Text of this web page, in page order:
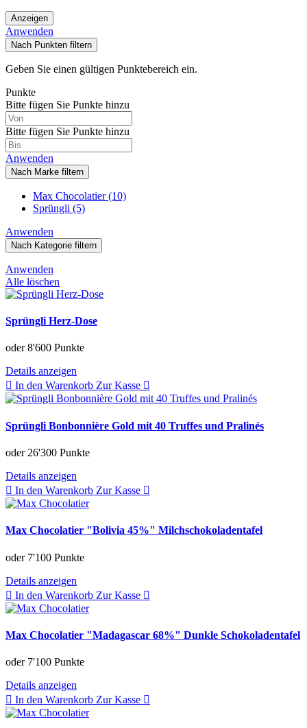
Anzeigen
Anwenden
Nach Punkten filtern
Geben Sie einen gültigen Punktebereich ein.
Punkte
Bitte fügen Sie Punkte hinzu
Bitte fügen Sie Punkte hinzu
Anwenden
Nach Marke filtern
Max Chocolatier(10)
Sprüngli (5)
Anwenden
Nach Kategorie filtern
Anwenden
Alle löschen
Sprüngli Herz-Dose
oder8'600 Punkte
Details anzeigen
In den Warenkorb Zur Kasse
Sprüngli Bonbonnière Gold mit 40 Truffes und Pralinés
oder 26'300 Punkte
Details anzeigen
In den Warenkorb Zur Kasse
Max Chocolatier "Bolivia 45%" Milchschokoladentafel
oder 7'100 Punkte
Details anzeigen
In den Warenkorb Zur Kasse
Max Chocolatier "Madagascar 68%" Dunkle Schokoladentafel
oder 7'100 Punkte
Details anzeigen
In den Warenkorb Zur Kasse